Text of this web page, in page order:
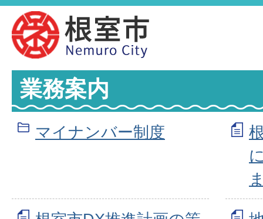
業務案内
マイナンバー制度